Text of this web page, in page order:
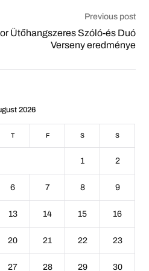
Previous post
Ütőhangszeres Szóló-és Duó
Verseny eredménye
2026
T F S S
1 2
6 7 8 9
13 14 15 16
20 21 22 23
27 28 29 30